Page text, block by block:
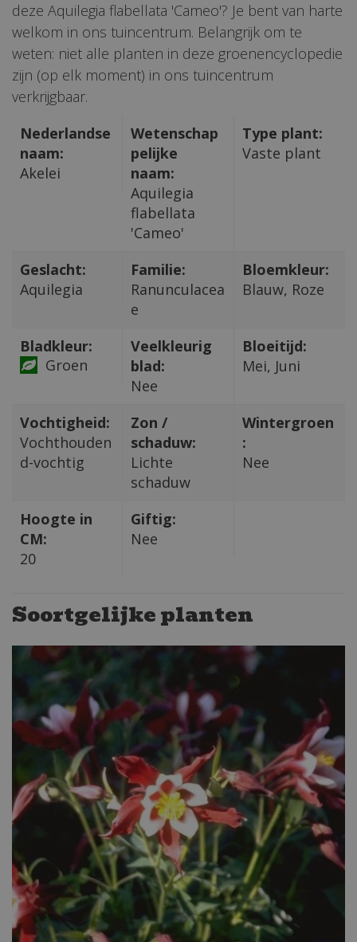
deze Aquilegia flabellata 'Cameo'? Je bent van harte
welkom in ons tuincentrum. Belangrijk om te
weten: niet alle planten in deze groenencyclopedie
zijn (op elk moment) in ons tuincentrum
verkrijgbaar.
Nederlandse
naam:
Akelei
Wetenschap
pelijke
naam:
Aquilegia
flabellata
'Cameo'
Type plant:
Vaste plant
Geslacht:
Aquilegia
Familie:
Ranunculacea
e
Bloemkleur:
Blauw, Roze
Bladkleur:
Groen
Veelkleurig
blad:
Nee
Bloeitijd:
Mei, Juni
Vochtigheid:
Vochthouden
d-vochtig
Zon /
schaduw:
Lichte
schaduw
Wintergroen
:
Nee
Hoogte in
CM:
20
Giftig:
Nee
Soortgelijke planten